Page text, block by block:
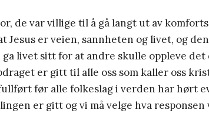
de var villige til å gå langt ut av
Jesus er veien, sannheten og livet, og
livet sitt for at andre skulle oppleve det
er gitt til alle oss som kaller oss
før alle folkeslag i verden har hørt
er gitt og vi må velge hva